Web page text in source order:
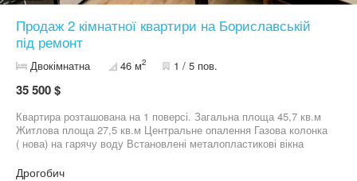
Продаж 2 кімнатної квартири на Бориславській
під ремонт
Двокімнатна 46 м2 1 / 5 пов.
35 500 $
Квартира розташована на 1 поверсі. Загальна площа 45,7 кв.м
Житлова площа 27,5 кв.м Центральне опалення Газова колонка
( нова) на гарячу воду Встановлені металопластикові вікна ️
повністю під себе. Зручний район, хороша локація.
Дрогобич